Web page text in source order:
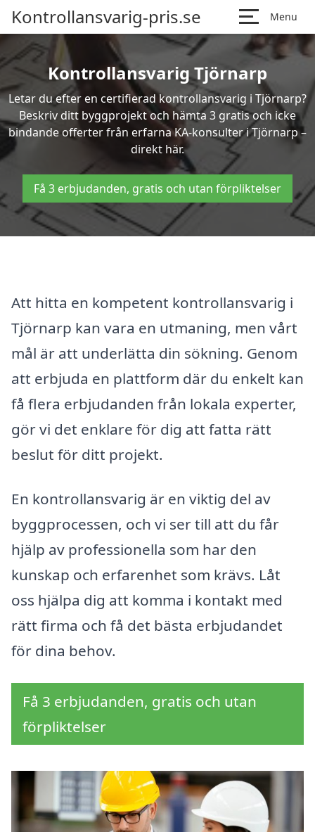
Kontrollansvarig-pris.se Menu
Kontrollansvarig Tjörnarp
Letar du efter en certifierad kontrollansvarig i Tjörnarp?
Beskriv ditt byggprojekt och hämta 3 gratis och icke
bindande offerter från erfarna KA-konsulter i Tjörnarp –
direkt här.
Få 3 erbjudanden, gratis och utan förpliktelser
Att hitta en kompetent kontrollansvarig i
Tjörnarp kan vara en utmaning, men vårt
mål är att underlätta din sökning. Genom
att erbjuda en plattform där du enkelt kan
få flera erbjudanden från lokala experter,
gör vi det enklare för dig att fatta rätt
beslut för ditt projekt.
En kontrollansvarig är en viktig del av
byggprocessen, och vi ser till att du får
hjälp av professionella som har den
kunskap och erfarenhet som krävs. Låt
oss hjälpa dig att komma i kontakt med
rätt firma och få det bästa erbjudandet
för dina behov.
Få 3 erbjudanden, gratis och utan
förpliktelser